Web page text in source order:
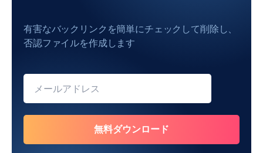
有害なバックリンクを簡単にチェックして削除し、
否認ファイルを作成します